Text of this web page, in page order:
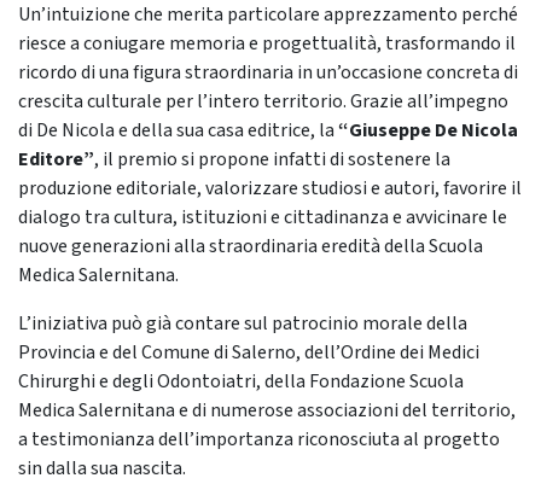
Un’intuizione che merita particolare apprezzamento perché
riesce a coniugare memoria e progettualità, trasformando il
ricordo di una figura straordinaria in un’occasione concreta di
crescita culturale per l’intero territorio. Grazie all’impegno
di De Nicola e della sua casa editrice, la“Giuseppe De Nicola
Editore”, il premio si propone infatti di sostenere la
produzione editoriale, valorizzare studiosi e autori, favorire il
dialogo tra cultura, istituzioni e cittadinanza e avvicinare le
nuove generazioni alla straordinaria eredità della Scuola
Medica Salernitana.
L’iniziativa può già contare sul patrocinio morale della
Provincia e del Comune di Salerno, dell’Ordine dei Medici
Chirurghi e degli Odontoiatri, della Fondazione Scuola
Medica Salernitana e di numerose associazioni del territorio,
a testimonianza dell’importanza riconosciuta al progetto
sin dalla sua nascita.